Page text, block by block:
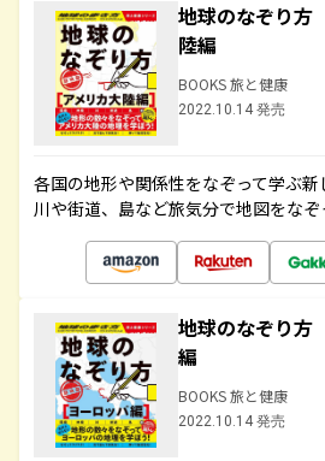
地球のなぞり
陸編
BOOKS 旅と健康
2022.10.14 発売
各国の地形や関係性をなぞって学ぶ新
川や街道、島など旅気分で地図をなぞ
地球のなぞり
編
BOOKS 旅と健康
2022.10.14 発売